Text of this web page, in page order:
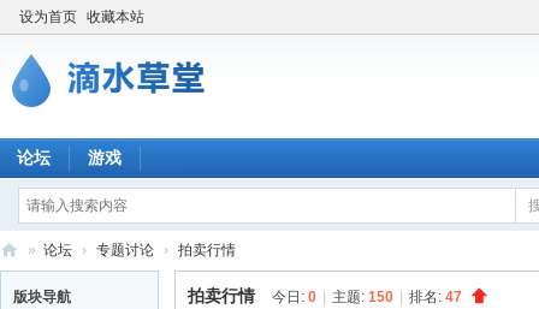
设为首页 收藏本站
论坛 游戏
» 论坛 › 专题讨论 › 拍卖行情
版块导航 拍卖行情 今日: 0 主题: 150 排名: 47